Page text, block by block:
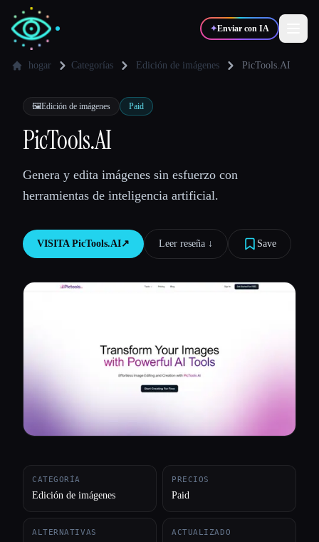
✦Enviar con IA
✍️Escritores
💻
🎓Estudiantes 🎬Creadores
Todas las categorías
hogar Categorías Edición de imágenes PicTools.AI
🖼️Edición de imágenes Paid
PicTools.AI
Genera y edita imágenes sin esfuerzo con
herramientas de inteligencia artificial.
VISITA PicTools.AI↗︎ Leer reseña ↓︎ Save
CATEGORÍA
Edición de imágenes
PRECIOS
Paid
ALTERNATIVAS ACTUALIZADO